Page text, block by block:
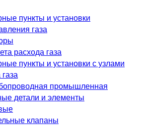
пункты и установки
газа
расхода газа
пункты и установки с узлами
промышленная
детали и элементы
клапаны